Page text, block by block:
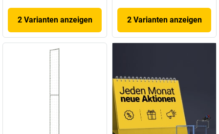
2 Varianten anzeigen 2 Varianten anzeigen